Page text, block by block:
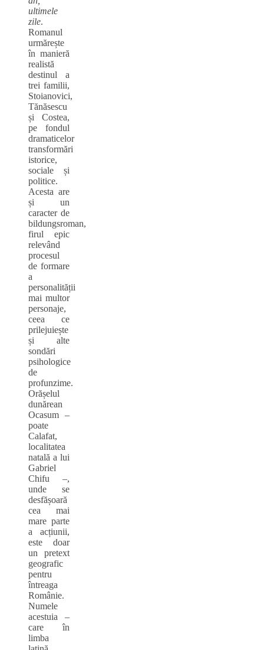
ultimele
zile.
Romanul
urmărește
în manieră
realistă
destinul a
trei familii,
Stoianovici,
Tănăsescu
și Costea,
pe fondul
dramaticelor
transformări
istorice,
sociale și
politice.
Acesta are
și un
caracter de
bildungsroman,
firul epic
relevând
procesul
de formare
a
personalității
mai multor
personaje,
ceea ce
prilejuiește
și alte
sondări
psihologice
de
profunzime.
Orășelul
dunărean
Ocasum –
poate
Calafat,
localitatea
natală a lui
Gabriel
Chifu –,
unde se
desfășoară
cea mai
mare parte
a acțiunii,
este doar
un pretext
geografic
pentru
întreaga
Românie.
Numele
acestuia –
care în
limba